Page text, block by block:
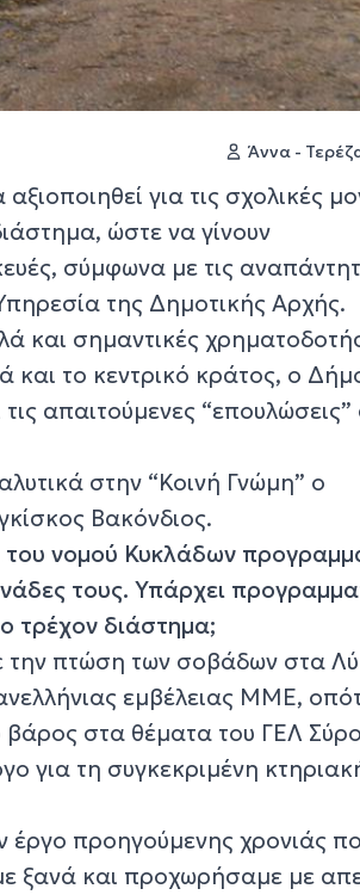
Άννα -
για τις σχολικές
ώστε να γίνουν
σύμφωνα με τις
της Δημοτικής Αρχής.
και σημαντικές
και το κεντρικό κράτος, ο
απαιτούμενες “επουλώσεις”
στην “Κοινή Γνώμη” ο
Βακόνδιος.
του νομού Κυκλάδων
τους. Υπάρχει
τρέχον διάστημα;
την πτώση των σοβάδων στα
εμβέλειας ΜΜΕ,
στα θέματα του ΓΕΛ
για τη συγκεκριμένη
έργο προηγούμενης χρονιάς
ξανά και προχωρήσαμε με